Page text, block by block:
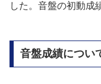
した。音盤の初動成
音盤成績につい